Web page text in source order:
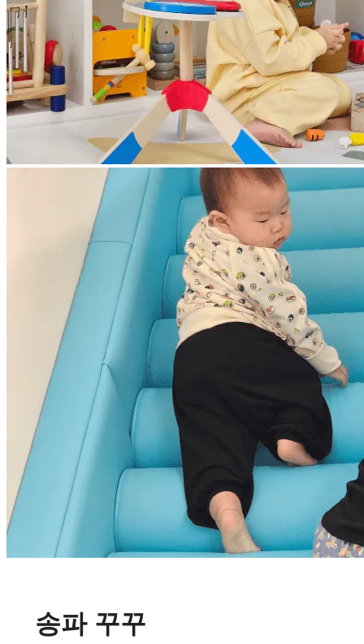
송파 꾸꾸